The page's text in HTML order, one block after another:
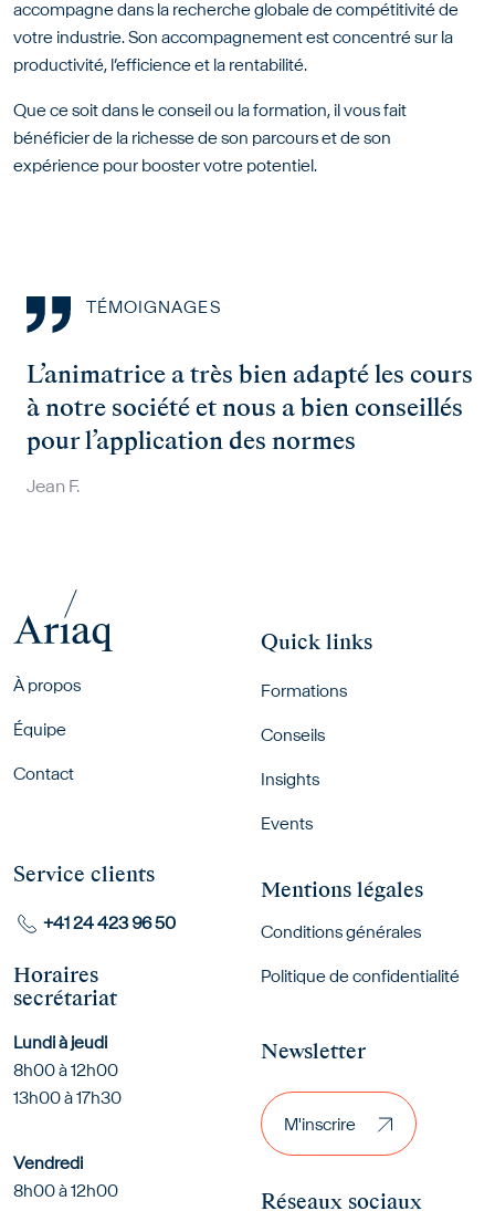
accompagne dans la recherche globale de compétitivité de
votre industrie. Son accompagnement est concentré sur la
productivité, l’efficience et la rentabilité.
Que ce soit dans le conseil ou la formation, il vous fait
bénéficier de la richesse de son parcours et de son
expérience pour booster votre potentiel.
TÉMOIGNAGES
L’animatrice a très bien adapté les cours
à notre société et nous a bien conseillés
pour l’application des normes
Jean F.
Footer menu
À propos
Équipe
Contact
Quick links
Formations
Conseils
Insights
Events
Mentions légales
Conditions générales
Politique de confidentialité
Service clients
+41 24 423 96 50
Horaires
secrétariat
Lundi à jeudi
8h00 à 12h00
13h00 à 17h30
Vendredi
8h00 à 12h00
Newsletter
M'inscrire
M'inscrire
Réseaux sociaux